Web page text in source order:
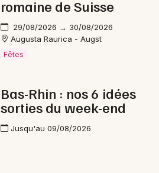
romaine de Suisse
29/08/2026 → 30/08/2026
Augusta Raurica - Augst
Fêtes
Bas-Rhin : nos 6 idées
sorties du week-end
Jusqu'au 09/08/2026